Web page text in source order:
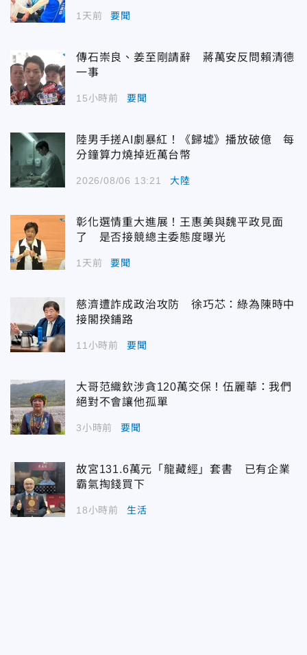
1天前 要聞
傳石崇良、姜至剛請辭 蔣萬安反問賴清德
一事
15小時前 要聞
陸男手搓AI劇暴紅！《歸墟》播放破億 每
分鐘算力燒掉近萬台幣
2026/08/06 13:21 大陸
彰化選情重大進展！王惠美與魏平政見面
了 是否接競總主委態度曝光
1天前 要聞
慈濟遭詐成政治攻防 徐巧芯：綠為陳時中
接閣揆鋪路
11小時前 要聞
大哥范織欽涉貪120萬交保！伍麗華：我們
絕對不會讓他孤單
3小時前 要聞
故宮131.6萬元「龍藏經」套書 已有企業
霸氣掏錢買下
18小時前 生活